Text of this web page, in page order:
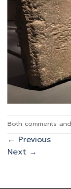
Both comments
← Previous
Next →